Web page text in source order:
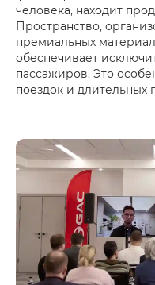
человека, находит
Пространство,
премиальных
обеспечивает
пассажиров. Это
поездок и длительных